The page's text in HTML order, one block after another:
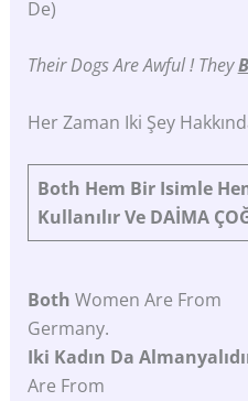
Their Dogs Are Awful! They
Her Zaman Iki Şey
Both Hem Bir Isimle
KullanılırVe DAİMA
Both Women Are From
Iki Kadın Da
Are From